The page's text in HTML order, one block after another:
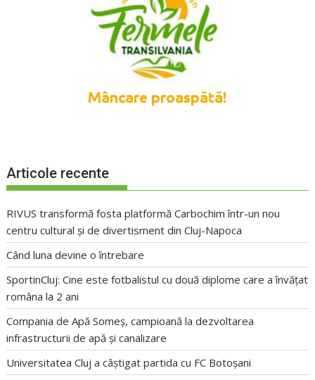
Articole recente
RIVUS transformă fosta platformă Carbochim într-un nou
centru cultural și de divertisment din Cluj-Napoca
Când luna devine o întrebare
SportinCluj: Cine este fotbalistul cu două diplome care a învățat
româna la 2 ani
Compania de Apă Someș, campioană la dezvoltarea
infrastructurii de apă și canalizare
Universitatea Cluj a câștigat partida cu FC Botoșani